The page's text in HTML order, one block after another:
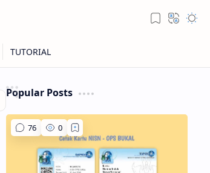
Popular Posts